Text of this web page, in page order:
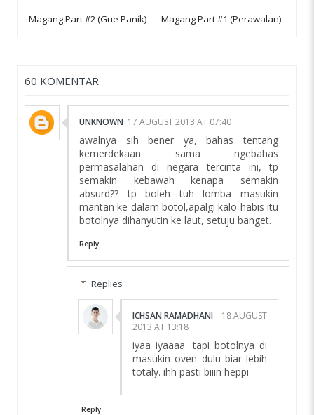
Magang Part #2 (Gue Panik) Magang Part #1 (Perawalan)
60 KOMENTAR
UNKNOWN 17 AUGUST 2013 AT 07:40
awalnya sih bener ya, bahas tentang
kemerdekaan sama ngebahas
permasalahan di negara tercinta ini, tp
semakin kebawah kenapa semakin
absurd?? tp boleh tuh lomba masukin
mantan ke dalam botol,apalgi kalo habis itu
botolnya dihanyutin ke laut, setuju banget.
Reply
Replies
ICHSAN RAMADHANI
18 AUGUST
2013 AT 13:18
iyaa iyaaaa. tapi botolnya di
masukin oven dulu biar lebih
totaly. ihh pasti biiin heppi
Reply